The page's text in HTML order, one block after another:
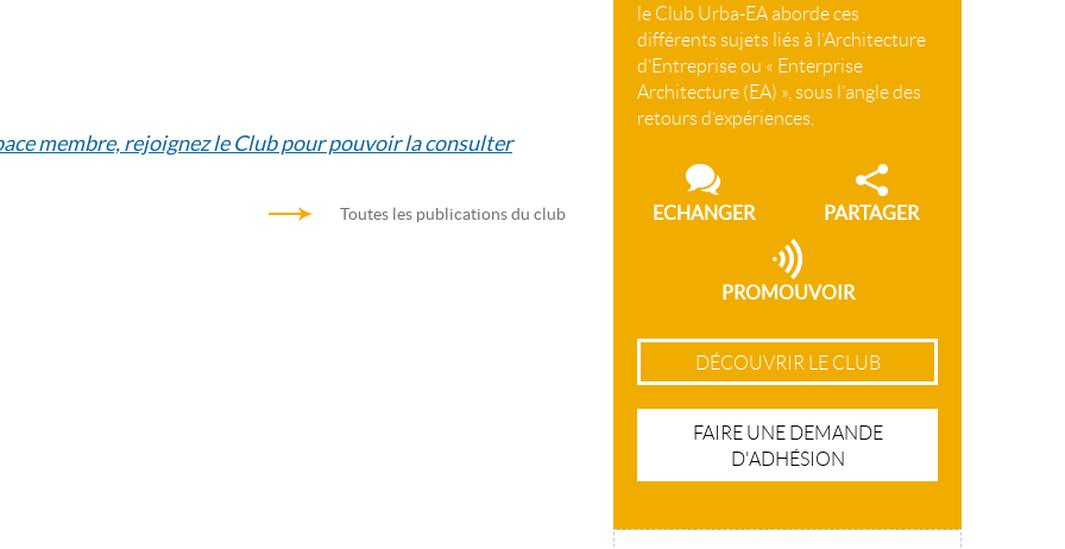
membre, rejoignez le Club pour pouvoir la consulter
Toutes les publications du club
le Club Urba-EA aborde ces
différents sujets liés à l’Architecture
d’Entreprise ou « Enterprise
Architecture (EA) », sous l’angle des
retours d’expériences.
ECHANGER PARTAGER
PROMOUVOIR
DÉCOUVRIR LE CLUB
FAIRE UNE DEMANDE
D'ADHÉSION